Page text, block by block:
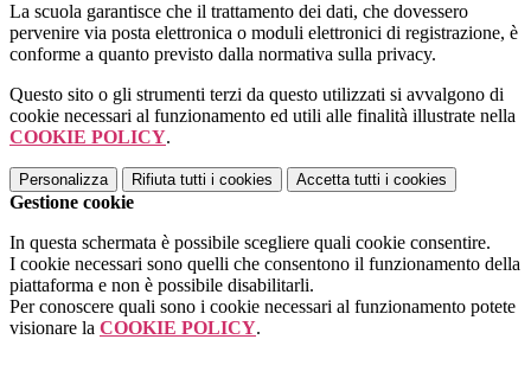
La scuola garantisce che il trattamento dei dati, che dovessero
pervenire via posta elettronica o moduli elettronici di registrazione, è
conforme a quanto previsto dalla normativa sulla privacy.
Questo sito o gli strumenti terzi da questo utilizzati si avvalgono di
cookie necessari al funzionamento ed utili alle finalità illustrate nella
COOKIE POLICY.
Personalizza Rifiuta tutti i cookies Accetta tutti i cookies
Gestione cookie
In questa schermata è possibile scegliere quali cookie consentire.
I cookie necessari sono quelli che consentono il funzionamento della
piattaforma e non è possibile disabilitarli.
Per conoscere quali sono i cookie necessari al funzionamento potete
visionare la COOKIE POLICY.